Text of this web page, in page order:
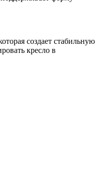
создает стабильную
кресло в